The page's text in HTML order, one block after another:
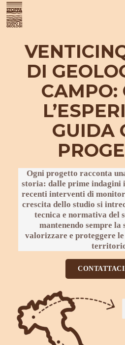
Skip
content
DI
CAMPO:
GUIDA
Ogni progetto racconta
storia: dalle prime indagini
recenti interventi di
crescita dello studio si
tecnica e normativa del
mantenendo sempre la
valorizzare e proteggere